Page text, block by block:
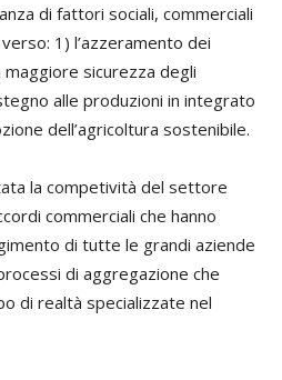
di fattori sociali, commerciali
1) l’azzeramento dei
sicurezza degli
alle produzioni in integrato
dell’agricoltura sostenibile.
la competività del settore
commerciali che hanno
di tutte le grandi aziende
di aggregazione che
di realtà specializzate nel